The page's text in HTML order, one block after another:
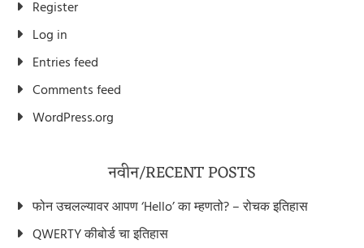
Register
Log in
Entries feed
Comments feed
WordPress.org
नवीन/RECENT POSTS
फोन उचलल्यावर आपण ‘Hello’ का म्हणतो? – रोचक इतिहास
QWERTY कीबोर्ड चा इतिहास